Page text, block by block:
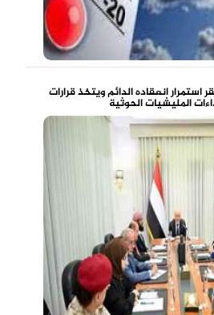
انعقاده الدائم ويتخذ قرارات
المليشيات الحوثية